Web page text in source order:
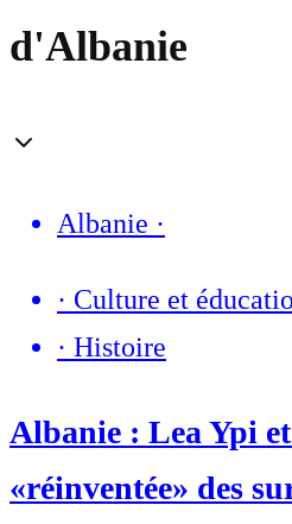
d'Albanie
Albanie ·
· Culture et
· Histoire
Albanie : Lea Ypi
«réinventée» des